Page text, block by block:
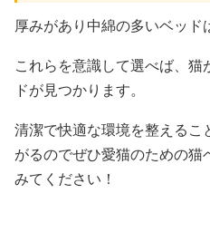
厚みがあり中綿の多いベッド
これらを意識して選べば、
ドが見つかります。
清潔で快適な環境を整える
がるのでぜひ愛猫のための
みてください！